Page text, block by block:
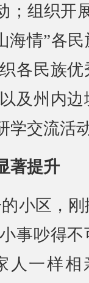
；组织开
海情”各
各民族优
及州内边
学交流活
著提升
小区，刚
事吵得不
人一样相